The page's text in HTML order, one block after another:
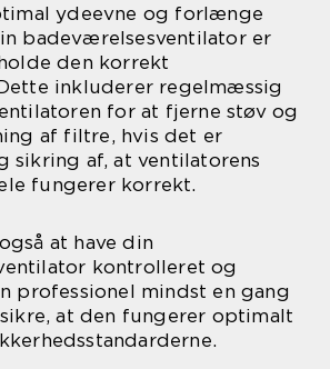
ydeevne og forlænge
badeværelsesventilator er
den korrekt
inkluderer regelmæssig
for at fjerne støv og
af filtre, hvis det er
sikring af, at ventilatorens
fungerer korrekt.
at have din
kontrolleret og
professionel mindst en gang
at den fungerer optimalt